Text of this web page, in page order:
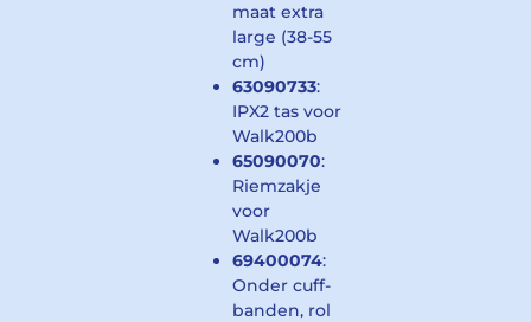
maat extra
large (38-55
cm)
63090733:
IPX2 tas voor
Walk200b
65090070:
Riemzakje
voor
Walk200b
69400074:
Onder cuff-
banden, rol